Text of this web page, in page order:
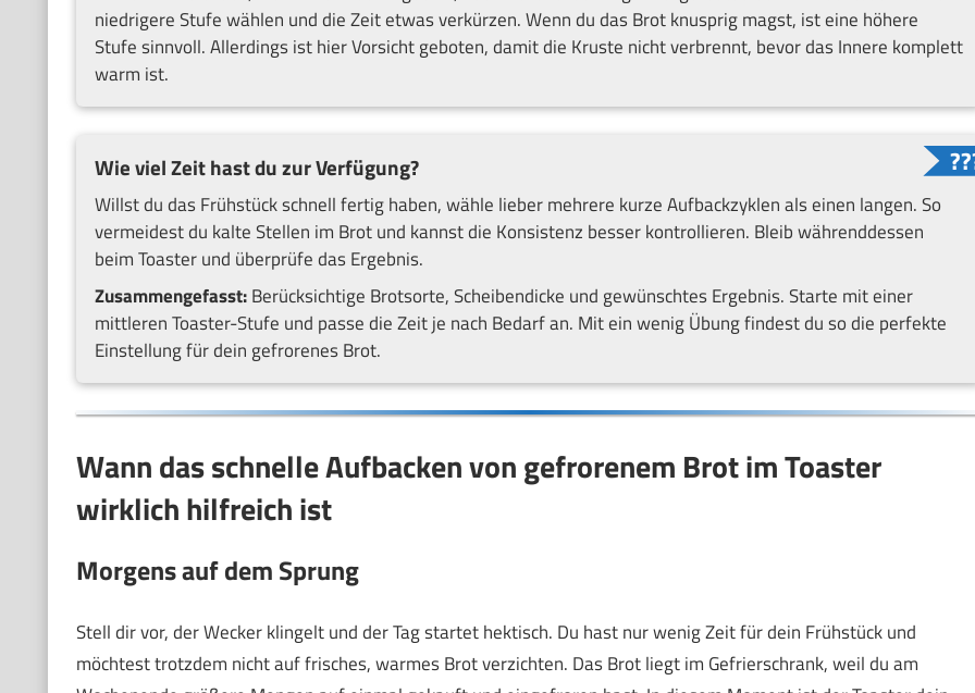
niedrigere Stufe wählen und die Zeit etwas verkürzen. Wenn du das Brot knusprig magst, ist eine höhere
Stufe sinnvoll. Allerdings ist hier Vorsicht geboten, damit die Kruste nicht verbrennt, bevor das Innere komplett
warm ist.
Wie viel Zeit hast du zur Verfügung?
Willst du das Frühstück schnell fertig haben, wähle lieber mehrere kurze Aufbackzyklen als einen langen. So
vermeidest du kalte Stellen im Brot und kannst die Konsistenz besser kontrollieren. Bleib währenddessen
beim Toaster und überprüfe das Ergebnis.
Zusammengefasst:Berücksichtige Brotsorte, Scheibendicke und gewünschtes Ergebnis. Starte mit einer
mittleren Toaster-Stufe und passe die Zeit je nach Bedarf an. Mit ein wenig Übung findest du so die perfekte
Einstellung für dein gefrorenes Brot.
Wann das schnelle Aufbacken von gefrorenem Brot im Toaster
wirklich hilfreich ist
Morgens auf dem Sprung
Stell dir vor, der Wecker klingelt und der Tag startet hektisch. Du hast nur wenig Zeit für dein Frühstück und
möchtest trotzdem nicht auf frisches, warmes Brot verzichten. Das Brot liegt im Gefrierschrank, weil du am